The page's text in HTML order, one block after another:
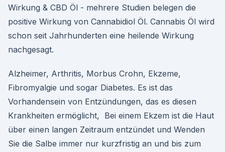
Wirkung & CBD Öl - mehrere Studien belegen die
positive Wirkung von Cannabidiol Öl. Cannabis Öl wird
schon seit Jahrhunderten eine heilende Wirkung
nachgesagt.
Alzheimer, Arthritis, Morbus Crohn, Ekzeme,
Fibromyalgie und sogar Diabetes. Es ist das
Vorhandensein von Entzündungen, das es diesen
Krankheiten ermöglicht, Bei einem Ekzem ist die Haut
über einen langen Zeitraum entzündet und Wenden
Sie die Salbe immer nur kurzfristig an und bis zum